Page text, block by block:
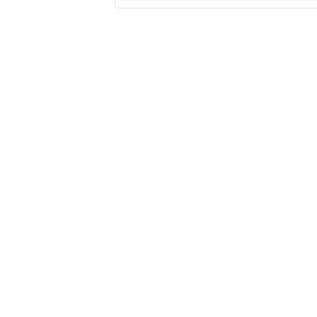
Quand les résultats de l'auto-